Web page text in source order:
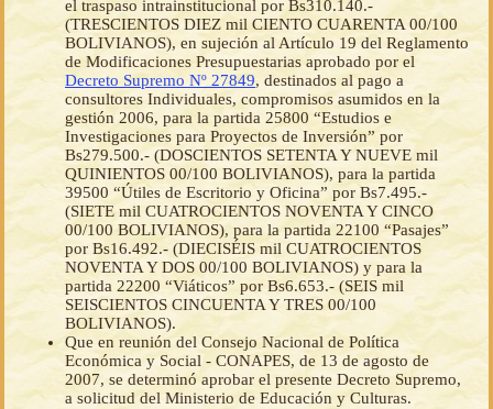
el traspaso intrainstitucional por Bs310.140.-
(TRESCIENTOS DIEZ mil CIENTO CUARENTA 00/100
BOLIVIANOS), en sujeción al Artículo 19 del Reglamento
de Modificaciones Presupuestarias aprobado por el
Decreto Supremo Nº 27849, destinados al pago a
consultores Individuales, compromisos asumidos en la
gestión 2006, para la partida 25800 “Estudios e
Investigaciones para Proyectos de Inversión” por
Bs279.500.- (DOSCIENTOS SETENTA Y NUEVE mil
QUINIENTOS 00/100 BOLIVIANOS), para la partida
39500 “Útiles de Escritorio y Oficina” por Bs7.495.-
(SIETE mil CUATROCIENTOS NOVENTA Y CINCO
00/100 BOLIVIANOS), para la partida 22100 “Pasajes”
por Bs16.492.- (DIECISÉIS mil CUATROCIENTOS
NOVENTA Y DOS 00/100 BOLIVIANOS) y para la
partida 22200 “Viáticos” por Bs6.653.- (SEIS mil
SEISCIENTOS CINCUENTA Y TRES 00/100
BOLIVIANOS).
Que en reunión del Consejo Nacional de Política
Económica y Social - CONAPES, de 13 de agosto de
2007, se determinó aprobar el presente Decreto Supremo,
a solicitud del Ministerio de Educación y Culturas.